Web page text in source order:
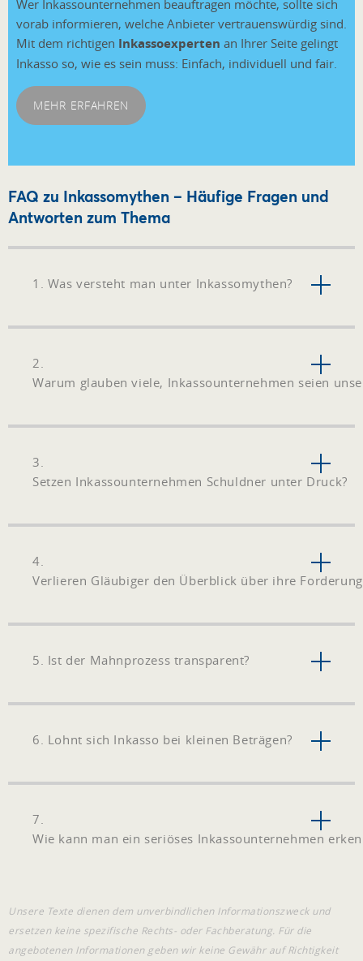
Wer Inkassounternehmen beauftragen möchte, sollte sich
vorab informieren, welche Anbieter vertrauenswürdig sind.
Mit dem richtigen Inkassoexperten an Ihrer Seite gelingt
Inkasso so, wie es sein muss: Einfach, individuell und fair.
MEHR ERFAHREN
FAQ zu Inkassomythen – Häufige Fragen und
Antworten zum Thema
1. Was versteht man unter Inkassomythen?
2.
Warum glauben viele, Inkassounternehmen seien
3.
Setzen Inkassounternehmen Schuldner unter Druck?
4.
Verlieren Gläubiger den Überblick über ihre
5. Ist der Mahnprozess transparent?
6. Lohnt sich Inkasso bei kleinen Beträgen?
7.
Wie kann man ein seriöses Inkassounternehmen
Unsere Texte dienen dem unverbindlichen Informationszweck und
ersetzen keine spezifische Rechts- oder Fachberatung. Für die
angebotenen Informationen geben wir keine Gewähr auf Richtigkeit